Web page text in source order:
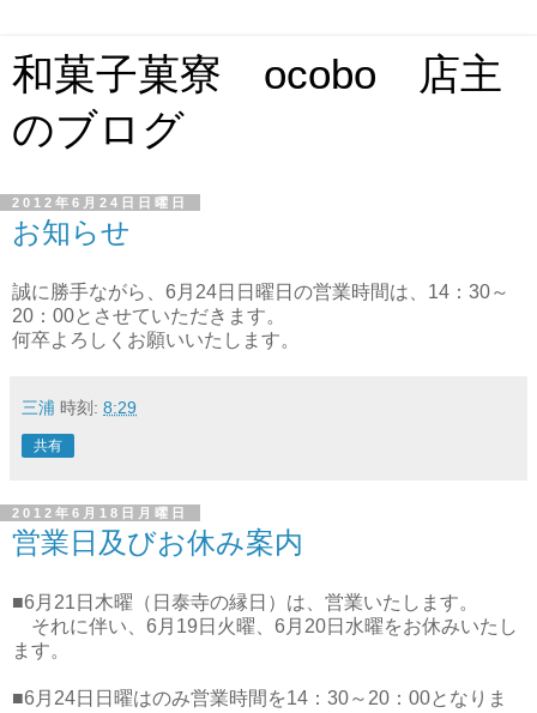
和菓子菓寮 ocobo 店主
のブログ
2012年6月24日日曜日
お知らせ
誠に勝手ながら、6月24日日曜日の営業時間は、14：30～
20：00とさせていただきます。
何卒よろしくお願いいたします。
三浦 時刻: 8:29
共有
2012年6月18日月曜日
営業日及びお休み案内
■6月21日木曜（日泰寺の縁日）は、営業いたします。
それに伴い、6月19日火曜、6月20日水曜をお休みいたし
ます。
■6月24日日曜はのみ営業時間を14：30～20：00となりま